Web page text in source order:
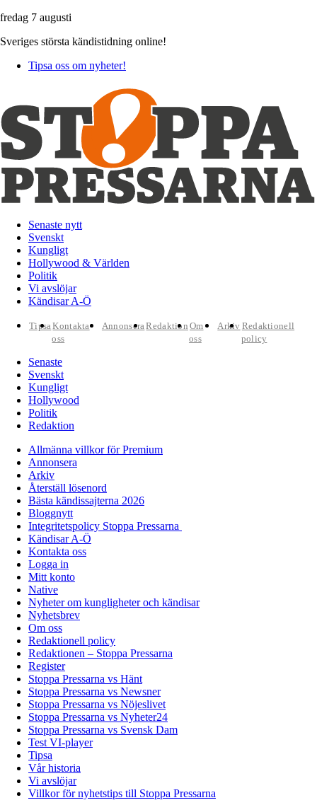
fredag 7 augusti
Sveriges största kändistidning online!
Tipsa oss om nyheter!
Senaste nytt
Svenskt
Kungligt
Hollywood & Världen
Politik
Vi avslöjar
Kändisar A-Ö
TipsaKontakta
oss
AnnonseraRedaktion Om
oss
Arkiv Redaktionell
policy
Senaste
Svenskt
Kungligt
Hollywood
Politik
Redaktion
Allmänna villkor för Premium
Annonsera
Arkiv
Återställ lösenord
Bästa kändissajterna 2026
Bloggnytt
Integritetspolicy Stoppa Pressarna
Kändisar A-Ö
Kontakta oss
Logga in
Mitt konto
Native
Nyheter om kungligheter och kändisar
Nyhetsbrev
Om oss
Redaktionell policy
Redaktionen – Stoppa Pressarna
Register
Stoppa Pressarna vs Hänt
Stoppa Pressarna vs Newsner
Stoppa Pressarna vs Nöjeslivet
Stoppa Pressarna vs Nyheter24
Stoppa Pressarna vs Svensk Dam
Test VI-player
Tipsa
Vår historia
Vi avslöjar
Villkor för nyhetstips till Stoppa Pressarna